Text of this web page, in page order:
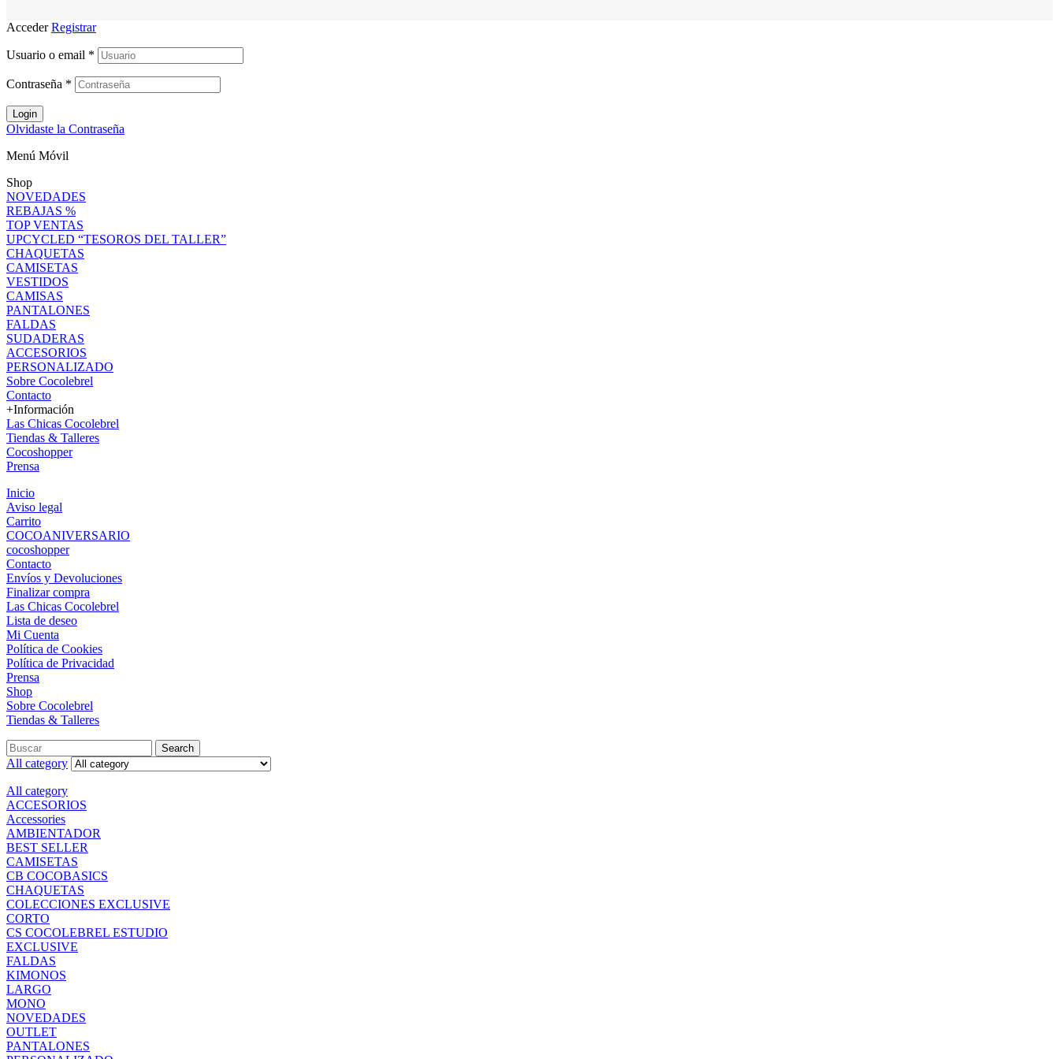
Acceder Registrar
Usuario o email *
Contraseña *
Login
Olvidaste la Contraseña
Menú Móvil
Shop
NOVEDADES
REBAJAS %
TOP VENTAS
UPCYCLED “TESOROS DEL TALLER”
CHAQUETAS
CAMISETAS
VESTIDOS
CAMISAS
PANTALONES
FALDAS
SUDADERAS
ACCESORIOS
PERSONALIZADO
Sobre Cocolebrel
Contacto
+Información
Las Chicas Cocolebrel
Tiendas & Talleres
Cocoshopper
Prensa
Inicio
Aviso legal
Carrito
COCOANIVERSARIO
cocoshopper
Contacto
Envíos y Devoluciones
Finalizar compra
Las Chicas Cocolebrel
Lista de deseo
Mi Cuenta
Política de Cookies
Política de Privacidad
Prensa
Shop
Sobre Cocolebrel
Tiendas & Talleres
Search
All category
All category
ACCESORIOS
Accessories
AMBIENTADOR
BEST SELLER
CAMISETAS
CB COCOBASICS
CHAQUETAS
COLECCIONES EXCLUSIVE
CORTO
CS COCOLEBREL ESTUDIO
EXCLUSIVE
FALDAS
KIMONOS
LARGO
MONO
NOVEDADES
OUTLET
PANTALONES